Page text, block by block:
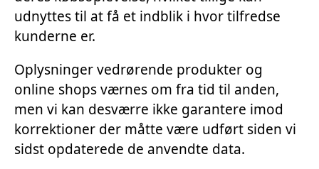
udnyttes til at få et indblik i hvor tilfredse
kunderne er.
Oplysninger vedrørende produkter og
online shops værnes om fra tid til anden,
men vi kan desværre ikke garantere imod
korrektioner der måtte være udført siden vi
sidst opdaterede de anvendte data.